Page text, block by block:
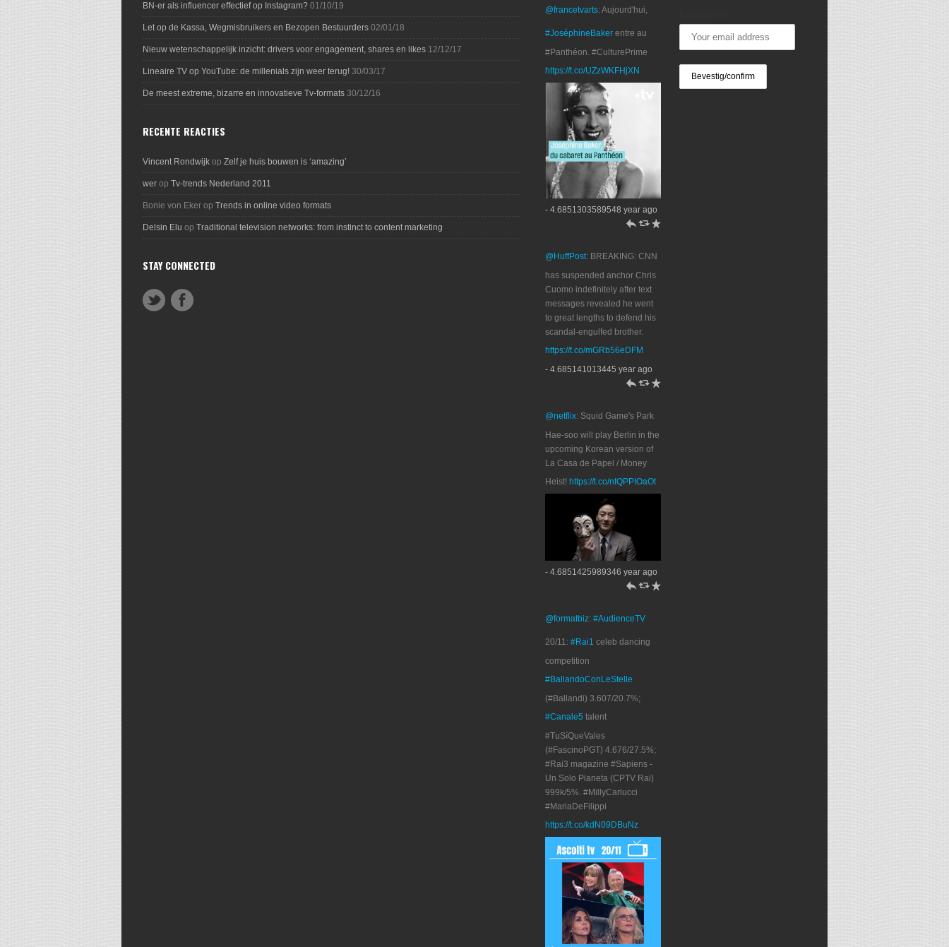
BN-er als influencer effectief op Instagram? 01/10/19
Let op de Kassa, Wegmisbruikers en Bezopen Bestuurders 02/01/18
Nieuw wetenschappelijk inzicht: drivers voor engagement, shares en likes 12/12/17
Lineaire TV op YouTube: de millenials zijn weer terug! 30/03/17
De meest extreme, bizarre en innovatieve Tv-formats 30/12/16
RECENTE REACTIES
Vincent Rondwijk op Zelf je huis bouwen is ‘amazing’
wer op Tv-trends Nederland 2011
Bonie von Eker op Trends in online video formats
Delsin Elu op Traditional television networks: from instinct to content marketing
STAY CONNECTED
@francetvarts: Aujourd'hui,
#JoséphineBaker entre au
#Panthéon. #CulturePrime
https://t.co/UZzWKFHjXN
- 4.6851303589548 year ago
h J R
@HuffPost: BREAKING: CNN
has suspended anchor Chris
Cuomo indefinitely after text
messages revealed he went
to great lengths to defend his
scandal-engulfed brother.
https://t.co/mGRb56eDFM
- 4.685141013445 year ago
h J R
@netflix: Squid Game's Park
Hae-soo will play Berlin in the
upcoming Korean version of
La Casa de Papel / Money
Heist! https://t.co/ntQPPIOaOt
- 4.6851425989346 year ago
h J R
@formatbiz: #AudienceTV
20/11: #Rai1 celeb dancing
competition
#BallandoConLeStelle
(#Ballandi) 3.607/20.7%;
#Canale5 talent
#TuSíQueVales
(#FascinoPGT) 4.676/27.5%;
#Rai3 magazine #Sapiens -
Un Solo Pianeta (CPTV Rai)
999k/5%. #MillyCarlucci
#MariaDeFilippi
https://t.co/kdN09DBuNz